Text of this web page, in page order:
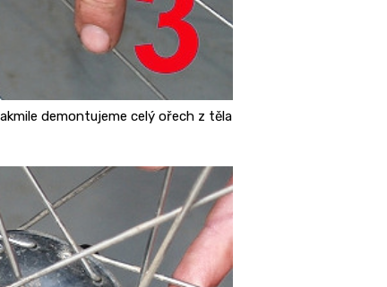
demontujeme celý ořech z těla